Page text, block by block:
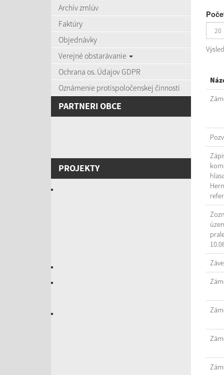
Archív zmlúv
Faktúry
Objednávky
Verejné obstarávanie
Ochrana os. Údajov GDPR
Oznámenie protispoločenskej činnosti
PARTNERI OBCE
PROJEKTY